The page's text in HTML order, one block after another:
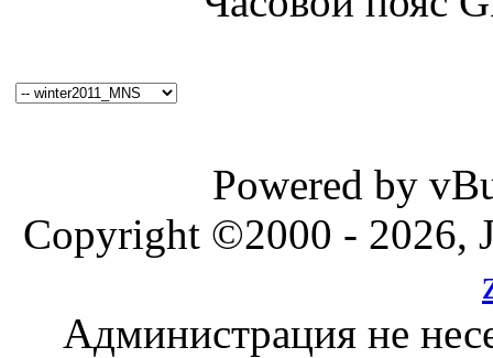
Powered by
Copyright ©2000 - 2026,
Администрация не